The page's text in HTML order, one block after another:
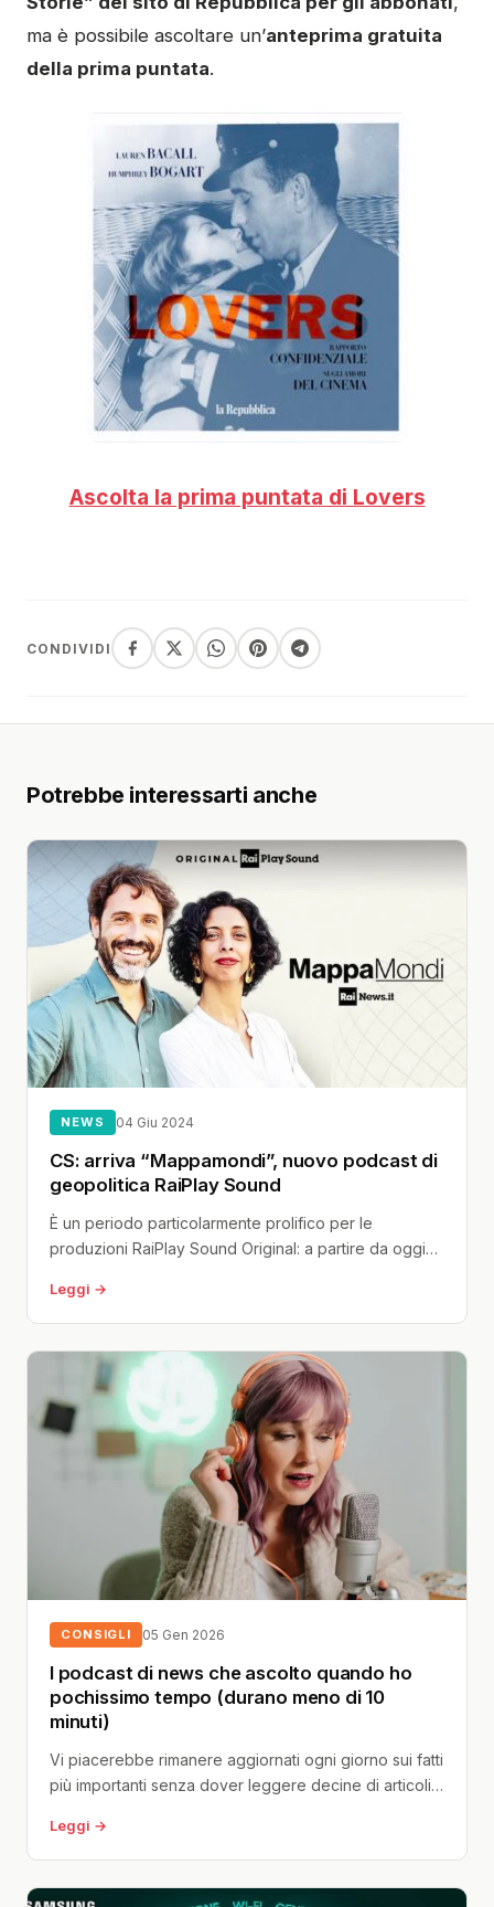
ma è possibile ascoltare un’anteprima gratuita
della prima puntata.
Ascolta la prima puntata di Lovers
CONDIVIDI
Potrebbe interessarti anche
NEWS 04 Giu 2024
CS: arriva “Mappamondi”, nuovo podcast di
geopolitica RaiPlay Sound
È un periodo particolarmente prolifico per le
produzioni RaiPlay Sound Original: a partire da oggi
Leggi →
CONSIGLI 05 Gen 2026
I podcast di news che ascolto quando ho
pochissimo tempo (durano meno di 10
minuti)
Vi piacerebbe rimanere aggiornati ogni giorno sui fatti
più importanti senza dover leggere decine di articoli
Leggi →